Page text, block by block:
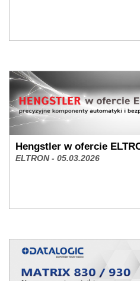
Hengstler w ofercie
ELTRON - 05.03.2026